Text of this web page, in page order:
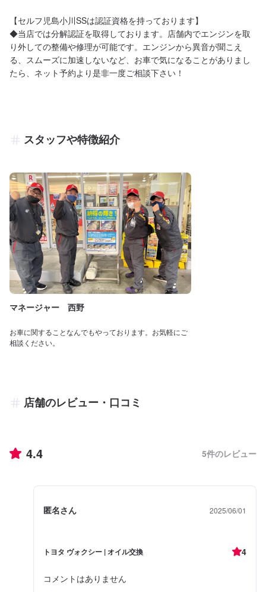
【セルフ児島小川SSは認証資格を持っております】
◆当店では分解認証を取得しております。店舗内でエンジンを取
り外しての整備や修理が可能です。エンジンから異音が聞こえ
る、スムーズに加速しないなど、お車で気になることがありまし
たら、ネット予約より是非一度ご相談下さい！
スタッフや特徴紹介
マネージャー 西野
お車に関することなんでもやっております。お気軽にご
相談ください。
店舗のレビュー・口コミ
4.4 5件のレビュー
匿名さん 2025/06/01
トヨタ ヴォクシー | オイル交換 4
コメントはありません